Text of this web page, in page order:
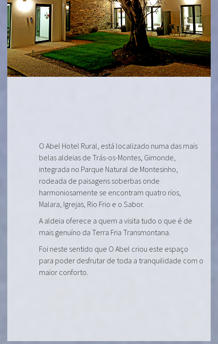
O Abel Hotel Rural, está localizado numa das mais
belas aldeias de Trás-os-Montes, Gimonde,
integrada no Parque Natural de Montesinho,
rodeada de paisagens soberbas onde
harmoniosamente se encontram quatro rios,
Malara, Igrejas, Rio Frio e o Sabor.
A aldeia oferece a quem a visita tudo o que é de
mais genuíno da Terra Fria Transmontana.
Foi neste sentido que O Abel criou este espaço
para poder desfrutar de toda a tranquilidade com o
maior conforto.